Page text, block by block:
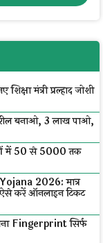
मंत्री प्रल्हाद जोशी
बनाओ, ₹3 लाख पाओ,
₹50 से ₹5000 तक
2026: मात्र
करें ऑनलाइन टिकट
Fingerprint सिर्फ